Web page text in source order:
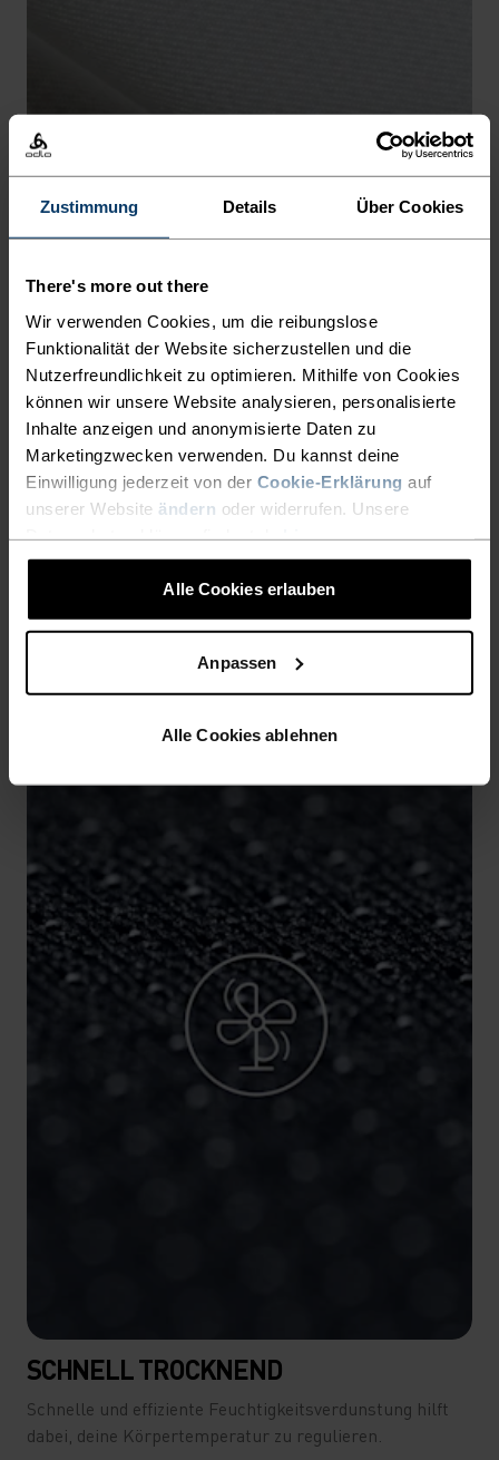
Zustimmung Details Über Cookies
There's more out there
Wir verwenden Cookies, um die reibungslose
Funktionalität der Website sicherzustellen und die
Nutzerfreundlichkeit zu optimieren. Mithilfe von Cookies
können wir unsere Website analysieren, personalisierte
Inhalte anzeigen und anonymisierte Daten zu
Marketingzwecken verwenden. Du kannst deine
Einwilligung jederzeit von der Cookie-Erklärung auf
unserer Website ändern oder widerrufen. Unsere
Alle Cookies erlauben
Anpassen
Alle Cookies ablehnen
-10°
-15°
-20°
-25°
-30°
-10°
-15°
-25°
-30°
IST ELASTISCH
Elastisch. Ergonomisch. Entwickelt, um sich mit deinem
SCHNELL TROCKNEND
Schnelle und effiziente Feuchtigkeitsverdunstung hilft
dabei, deine Körpertemperatur zu regulieren.